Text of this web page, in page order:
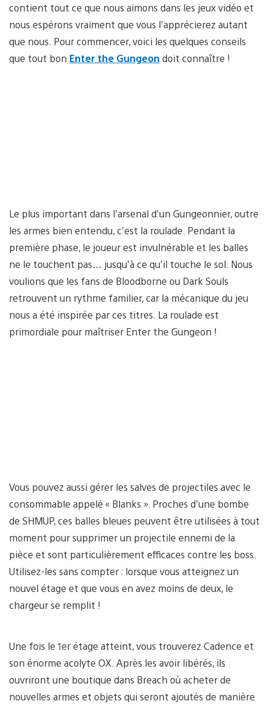
contient tout ce que nous aimons dans les jeux vidéo et
nous espérons vraiment que vous l’apprécierez autant
que nous. Pour commencer, voici les quelques conseils
que tout bon Enter the Gungeon doit connaître !
Le plus important dans l’arsenal d’un Gungeonnier, outre
les armes bien entendu, c’est la roulade. Pendant la
première phase, le joueur est invulnérable et les balles
ne le touchent pas… jusqu’à ce qu’il touche le sol. Nous
voulions que les fans de Bloodborne ou Dark Souls
retrouvent un rythme familier, car la mécanique du jeu
nous a été inspirée par ces titres. La roulade est
primordiale pour maîtriser Enter the Gungeon !
Vous pouvez aussi gérer les salves de projectiles avec le
consommable appelé « Blanks ». Proches d’une bombe
de SHMUP, ces balles bleues peuvent être utilisées à tout
moment pour supprimer un projectile ennemi de la
pièce et sont particulièrement efficaces contre les boss.
Utilisez-les sans compter : lorsque vous atteignez un
nouvel étage et que vous en avez moins de deux, le
chargeur se remplit !
Une fois le 1er étage atteint, vous trouverez Cadence et
son énorme acolyte OX. Après les avoir libérés, ils
ouvriront une boutique dans Breach où acheter de
nouvelles armes et objets qui seront ajoutés de manière